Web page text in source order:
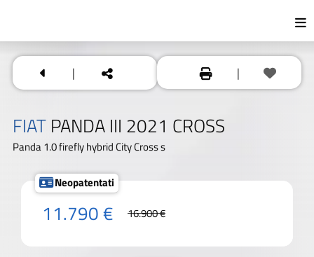
| |
FIAT PANDA III 2021 CROSS
Panda 1.0 firefly hybrid City Cross s
Neopatentati
11.790 € 16.900 €